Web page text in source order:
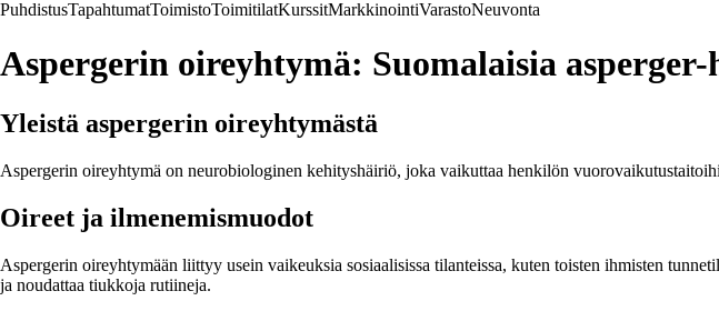
PuhdistusTapahtumatToimistoToimitilatKurssitMarkkinointiVarastoNeuvonta
Aspergerin oireyhtymä: Suomalaisia
Yleistä aspergerin oireyhtymästä
Aspergerin oireyhtymä on neurobiologinen kehityshäiriö, joka vaikuttaa henkilön
Oireet ja ilmenemismuodot
Aspergerin oireyhtymään liittyy usein vaikeuksia sosiaalisissa tilanteissa, kuten toisten ihmisten
ja noudattaa tiukkoja rutiineja.